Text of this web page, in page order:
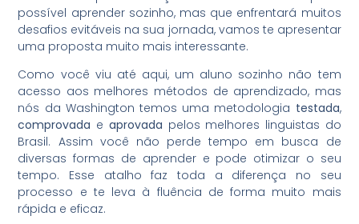
possível aprender sozinho, mas que enfrentará muitos
desafios evitáveis na sua jornada, vamos te apresentar
uma proposta muito mais interessante.
Como você viu até aqui, um aluno sozinho não tem
acesso aos melhores métodos de aprendizado, mas
nós da Washington temos uma metodologia testada,
comprovada e aprovada pelos melhores linguistas do
Brasil. Assim você não perde tempo em busca de
diversas formas de aprender e pode otimizar o seu
tempo. Esse atalho faz toda a diferença no seu
processo e te leva à fluência de forma muito mais
rápida e eficaz.